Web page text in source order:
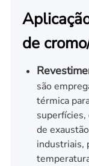
de
são
térmica
de
industriais,